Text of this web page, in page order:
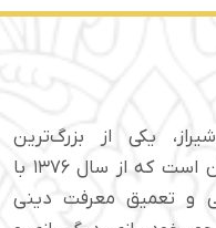
یکی از بزرگ‌ترین
مجموعه‌های فرهنگی و مذهبی ایران است که از سال ۱۳۷۶ با
و تعمیق معرفت دینی